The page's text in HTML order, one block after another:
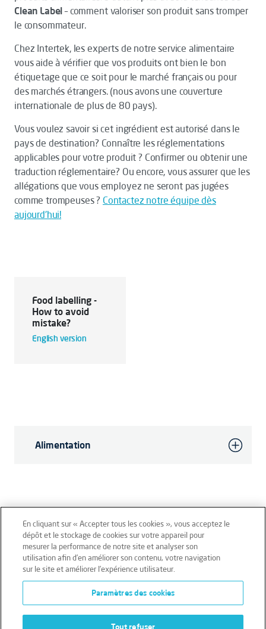
Clean Label–comment valoriser son produit sans tromper
le consommateur.
Chez Intertek, les experts de notre service alimentaire
vous aide à vérifier que vos produits ont bien le bon
étiquetage que ce soit pour le marché français ou pour
des marchés étrangers. (nous avons une couverture
internationale de plus de 80 pays).
Vous voulez savoir si cet ingrédient est autorisé dans le
pays de destination? Connaître les réglementations
applicables pour votre produit ? Confirmer ou obtenir une
traduction réglementaire? Ou encore, vous assurer que les
allégations que vous employez ne seront pas jugées
comme trompeuses ? Contactez notre équipe dès
aujourd'hui!
Food labelling -
How to avoid
mistake?
English version
Alimentation
Mentions légales
Conditions générales
Données personnelles
Données personnelles – Volontaires
Cookies
En cliquant sur « Accepter tous les cookies », vous acceptez le
dépôt et le stockage de cookies sur votre appareil pour
mesurer la performance de notre site et analyser son
utilisation afin d’en améliorer son contenu, votre navigation
sur le site et améliorer l’expérience utilisateur.
Paramètres des cookies
Tout refuser